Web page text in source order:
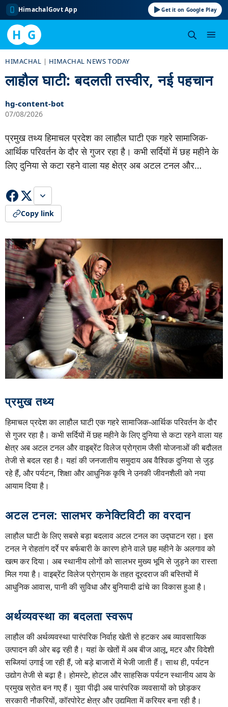
HimachalGovt App Get it on Google Play
H G
content
HIMACHAL | HIMACHAL NEWS TODAY
लाहौल घाटी: बदलती तस्वीर, नई पहचान
hg-content-bot
07/08/2026
प्रमुख तथ्य हिमाचल प्रदेश का लाहौल घाटी एक गहरे सामाजिक-
आर्थिक परिवर्तन के दौर से गुजर रहा है। कभी सर्दियों में छह महीने के
लिए दुनिया से कटा रहने वाला यह क्षेत्र अब अटल टनल और…
Copy link
प्रमुख तथ्य
हिमाचल प्रदेश का लाहौल घाटी एक गहरे सामाजिक-आर्थिक परिवर्तन के दौर
से गुजर रहा है। कभी सर्दियों में छह महीने के लिए दुनिया से कटा रहने वाला यह
क्षेत्र अब अटल टनल और वाइब्रेंट विलेज प्रोग्राम जैसी योजनाओं की बदौलत
तेजी से बदल रहा है। यहां की जनजातीय समुदाय अब वैश्विक दुनिया से जुड़
रहे हैं, और पर्यटन, शिक्षा और आधुनिक कृषि ने उनकी जीवनशैली को नया
आयाम दिया है।
अटल टनल: सालभर कनेक्टिविटी का वरदान
लाहौल घाटी के लिए सबसे बड़ा बदलाव अटल टनल का उद्घाटन रहा। इस
टनल ने रोहतांग दर्रे पर बर्फबारी के कारण होने वाले छह महीने के अलगाव को
खत्म कर दिया। अब स्थानीय लोगों को सालभर मुख्य भूमि से जुड़ने का रास्ता
मिल गया है। वाइब्रेंट विलेज प्रोग्राम के तहत दूरदराज की बस्तियों में
आधुनिक आवास, पानी की सुविधा और बुनियादी ढांचे का विकास हुआ है।
अर्थव्यवस्था का बदलता स्वरूप
लाहौल की अर्थव्यवस्था पारंपरिक निर्वाह खेती से हटकर अब व्यावसायिक
उत्पादन की ओर बढ़ रही है। यहां के खेतों में अब बीज आलू, मटर और विदेशी
सब्जियां उगाई जा रही हैं, जो बड़े बाजारों में भेजी जाती हैं। साथ ही, पर्यटन
उद्योग तेजी से बढ़ा है। होमस्टे, होटल और साहसिक पर्यटन स्थानीय आय के
प्रमुख स्रोत बन गए हैं। युवा पीढ़ी अब पारंपरिक व्यवसायों को छोड़कर
सरकारी नौकरियों, कॉरपोरेट क्षेत्र और उद्यमिता में करियर बना रही है।